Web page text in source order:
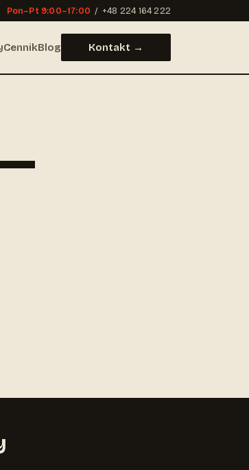
Pon–Pt 9:00–17:00 / +48 224 164 222
CennikBlog Kontakt →